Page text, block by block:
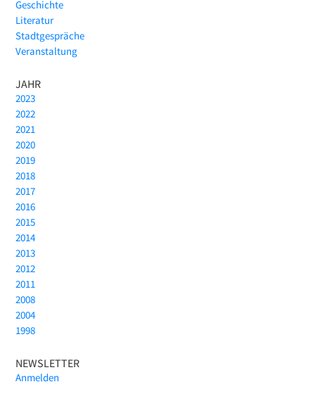
Geschichte
Literatur
Stadtgespräche
Veranstaltung
JAHR
2023
2022
2021
2020
2019
2018
2017
2016
2015
2014
2013
2012
2011
2008
2004
1998
NEWSLETTER
Anmelden